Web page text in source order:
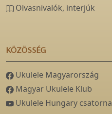
Olvasnivalók, interjúk
KÖZÖSSÉG
Ukulele Magyarország
Magyar Ukulele Klub
Ukulele Hungary csatorna